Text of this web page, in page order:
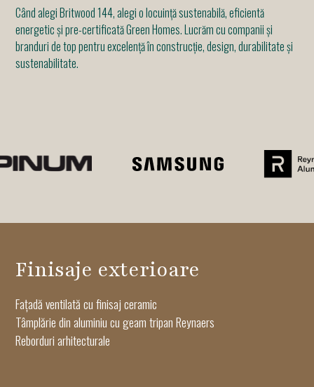
Când alegi Britwood 144, alegi o locuință sustenabilă, eficientă
energetic și pre-certificată Green Homes. Lucrăm cu companii și
branduri de top pentru excelență în construcție, design, durabilitate și
sustenabilitate.
Finisaje exterioare
Fațadă ventilată cu finisaj ceramic
Tâmplărie din aluminiu cu geam tripan Reynaers
Reborduri arhitecturale